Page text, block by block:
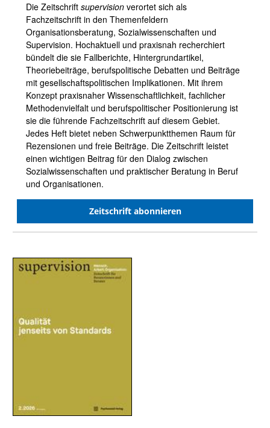
Die Zeitschrift supervision verortet sich als
Fachzeitschrift in den Themenfeldern
Organisationsberatung, Sozialwissenschaften und
Supervision. Hochaktuell und praxisnah recherchiert
bündelt die sie Fallberichte, Hintergrundartikel,
Theoriebeiträge, berufspolitische Debatten und Beiträge
mit gesellschaftspolitischen Implikationen. Mit ihrem
Konzept praxisnaher Wissenschaftlichkeit, fachlicher
Methodenvielfalt und berufspolitischer Positionierung ist
sie die führende Fachzeitschrift auf diesem Gebiet.
Jedes Heft bietet neben Schwerpunktthemen Raum für
Rezensionen und freie Beiträge. Die Zeitschrift leistet
einen wichtigen Beitrag für den Dialog zwischen
Sozialwissenschaften und praktischer Beratung in Beruf
und Organisationen.
Zeitschrift abonnieren